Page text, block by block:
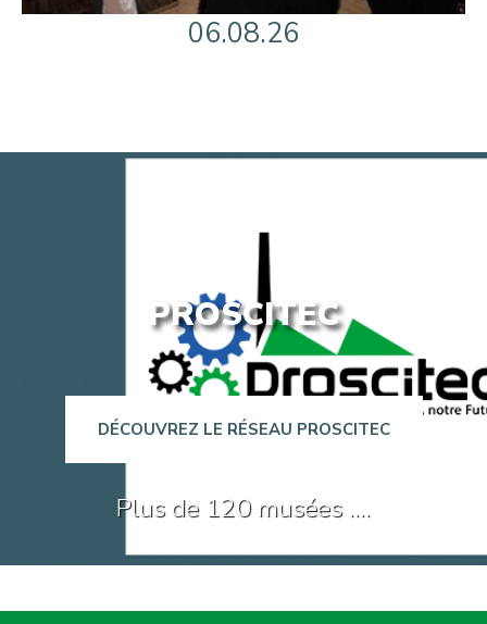
06.08.26
PROSCITEC
DÉCOUVREZ LE RÉSEAU PROSCITEC
Plus de 120 musées ….